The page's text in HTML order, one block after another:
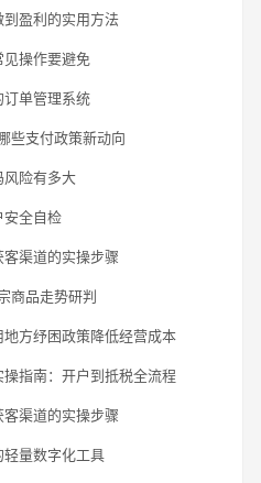
到盈利的实用方法
见操作要避免
订单管理系统
些支付政策新动向
风险有多大
安全自检
客渠道的实操步骤
商品走势研判
方纾困政策降低经营成本
指南：开户到抵税全流程
客渠道的实操步骤
轻量数字化工具